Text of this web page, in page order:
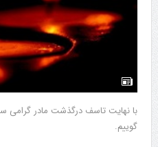
با نهایت تاسف درگذشت مادر
گوییم.